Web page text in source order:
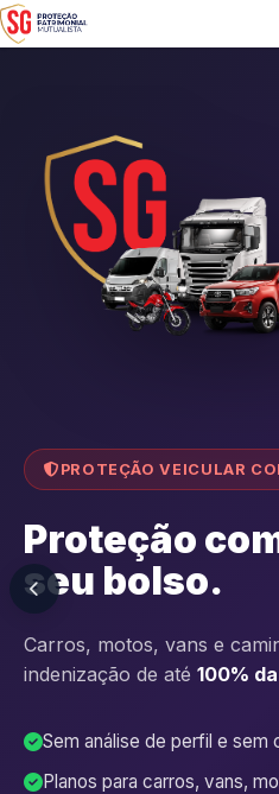
PROTEÇÃO VEICULAR
Proteção
seu bolso.
Carros, motos, vans e
indenização de até 100%
Sem análise de perfil e sem
Planos para carros, vans,